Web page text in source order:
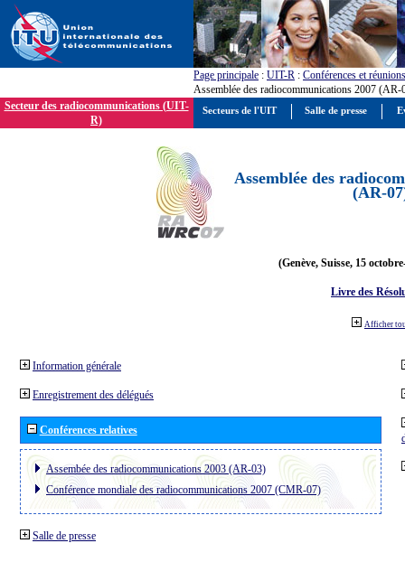
Page principale : UIT-R : Conférences et réunions
Assemblée des radiocommunications 2007 (AR-
Secteur des radiocommunications (UIT-
R)
Assemblée des
(AR-
(Genève, Suisse, 15
Livre des
Afficher
Information générale
Enregistrement des délégués
Conférences relatives
Assembée des radiocommunications 2003 (AR-03)
Conférence mondiale des radiocommunications 2007 (CMR-07)
Salle de presse
Secteurs de l'UIT Salle de presse